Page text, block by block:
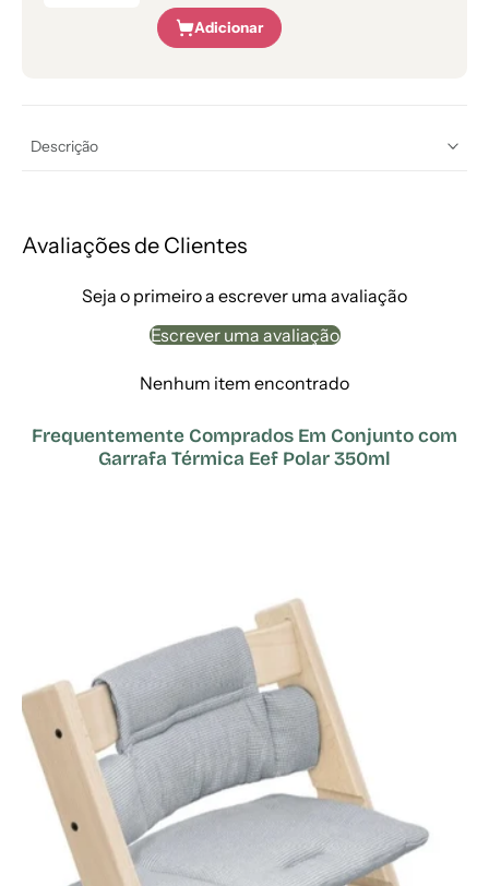
Adicionar
Descrição
Avaliações de Clientes
Seja o primeiro a escrever uma avaliação
Escrever uma avaliação
Nenhum item encontrado
Frequentemente Comprados Em Conjunto com
Garrafa Térmica Eef Polar 350ml